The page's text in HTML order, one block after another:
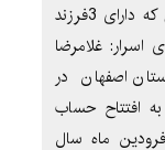
جمعیت نیز 287پلاک زمین به روستائیانی که دارای 3فرزند
اسرار: غلامرضا
اصفهان در
افتتاح حساب
امام(ره) اظهار داشت: در 21 فرودین ماه سال